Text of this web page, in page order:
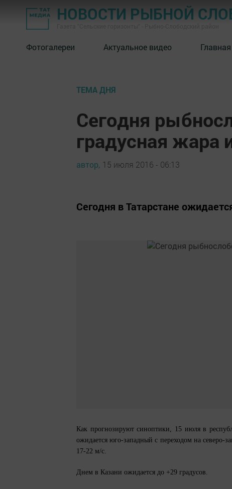
НОВОСТИ РЫБНОЙ
Фотогалереи Актуальное видео Главная
ТЕМА ДНЯ
Сегодня
градусная жара
автор, 15 июля 2016 - 06:13
Сегодня в Татарстане
Как прогнозируют синоптики, 15 июля в
ожидается юго-западный с переходом на
17-22 м/с.
Днем в Казани ожидается до +29 градусов.